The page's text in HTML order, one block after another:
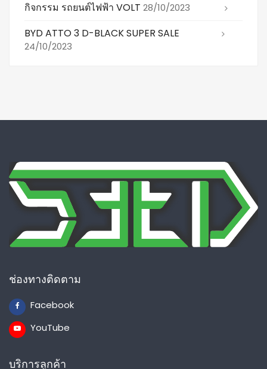
กิจกรรม รถยนต์ไฟฟ้า VOLT 28/10/2023
BYD ATTO 3 D-BLACK SUPER SALE
24/10/2023
ช่องทางติดตาม
Facebook
YouTube
บริการลูกค้า